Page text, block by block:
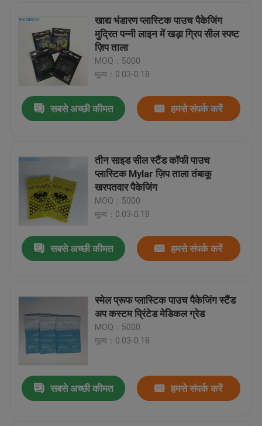
उद्धरण मांगें
प्लास्टिक पाउच पैकेजिंग
स्नैक बैग पैकेजिंग
टोंटी थैली पैकेजिंग
डिजिटल प्रिंटिंग बैग
एंटी स्टेटिक बैग
खाद्य पैकेजिंग फिल्में
खाद्य भंडारण प्लास्टिक पाउच पैकेजिंग
मुद्रित पन्नी लाइन में खड़ा ग्रिप सील स्पष्ट
ज़िप ताला
MOQ：5000
मूल्य：0.03-0.18
सबसे अच्छी कीमत हमसे संपर्क करें
तीन साइड सील स्टैंड कॉफी पाउच
प्लास्टिक Mylar ज़िप ताला तंबाकू
खरपतवार पैकेजिंग
MOQ：5000
मूल्य：0.03-0.18
सबसे अच्छी कीमत हमसे संपर्क करें
स्मेल प्रूफ प्लास्टिक पाउच पैकेजिंग स्टैंड
अप कस्टम प्रिंटेड मेडिकल ग्रेड
MOQ：5000
मूल्य：0.03-0.18
सबसे अच्छी कीमत हमसे संपर्क करें